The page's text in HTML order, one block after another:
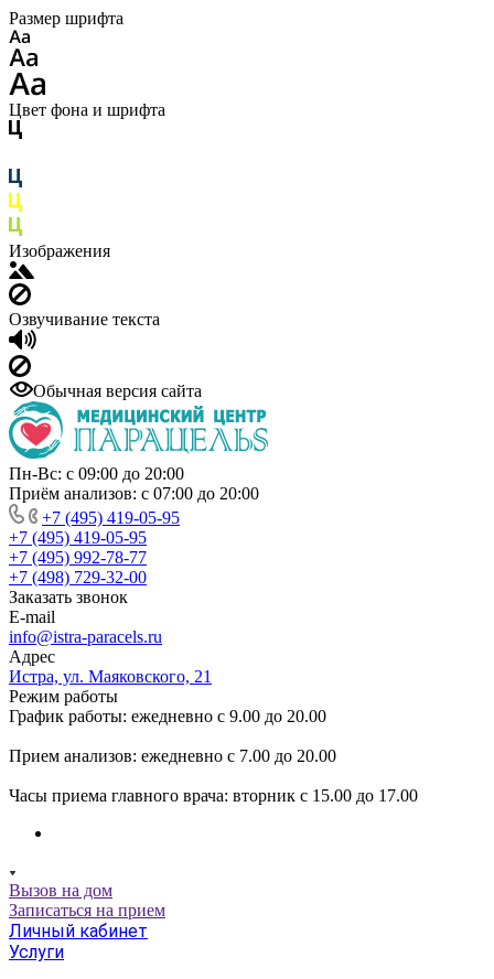
Размер шрифта
Цвет фона и шрифта
Изображения
Озвучивание текста
Обычная версия сайта
Пн-Вс: с 09:00 до 20:00
Приём анализов: с 07:00 до 20:00
+7 (495) 419-05-95
+7 (495) 419-05-95
+7 (495) 992-78-77
+7 (498) 729-32-00
Заказать звонок
E-mail
info@istra-paracels.ru
Адрес
Истра, ул. Маяковского, 21
Режим работы
График работы: ежедневно с 9.00 до 20.00
Прием анализов: ежедневно с 7.00 до 20.00
Часы приема главного врача: вторник с 15.00 до 17.00
Вызов на дом
Записаться на прием
Личный кабинет
Услуги